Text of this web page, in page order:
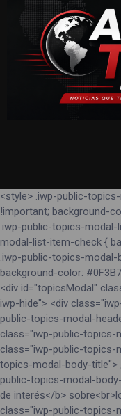
<style> .iwp-public-
!important; background-
.iwp-public-topics-
modal-list-item-check {
.iwp-public-topics-
background-color:
<div id="topicsModal"
iwp-hide"> <div
public-topics-modal-
class="iwp-public-topics-
class="iwp-public-topics-
topics-modal-body-title">
public-topics-modal-
de interés</b>
class="iwp-public-topics-